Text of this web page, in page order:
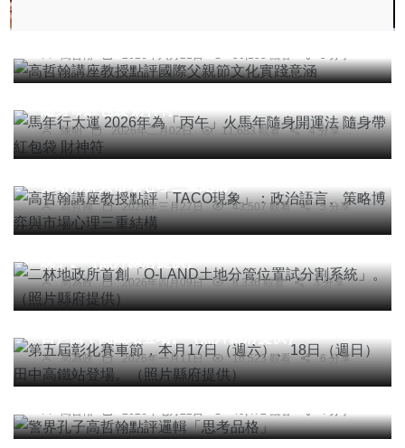
高哲翰 2026年六月21日 50,155 觀看 5 分享
宗教 綜合新聞 健康
馬年行大運 2026年為「丙午」火馬年隨身開運法
陳明 2026年二月02日 11,683 觀看 4 分享
專欄
高哲翰講座教授點評「TACO現象」：政治語言、
高哲翰 2026年三月27日 43,507 觀看 5 分享
社會 綜合新聞 文教
二林地政所首創「O-LAND土地分管位置試分割系
周為政 2026年四月09日 8,336 觀看 3 分享
社會 綜合新聞 健康 旅遊 文教
第五屆彰化賽車節，本月17日（週六）、18日（週
周為政 2026年一月11日 16,523 觀看 6 分享
專欄
警界孔子高哲翰點評邏輯「思考品格」
高哲翰 2026年七月22日 49,472 觀看 4 分享